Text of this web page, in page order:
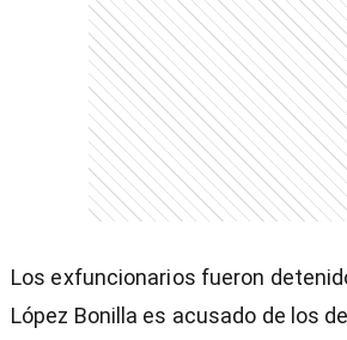
Los exfuncionarios fueron
López Bonilla es acusado de los